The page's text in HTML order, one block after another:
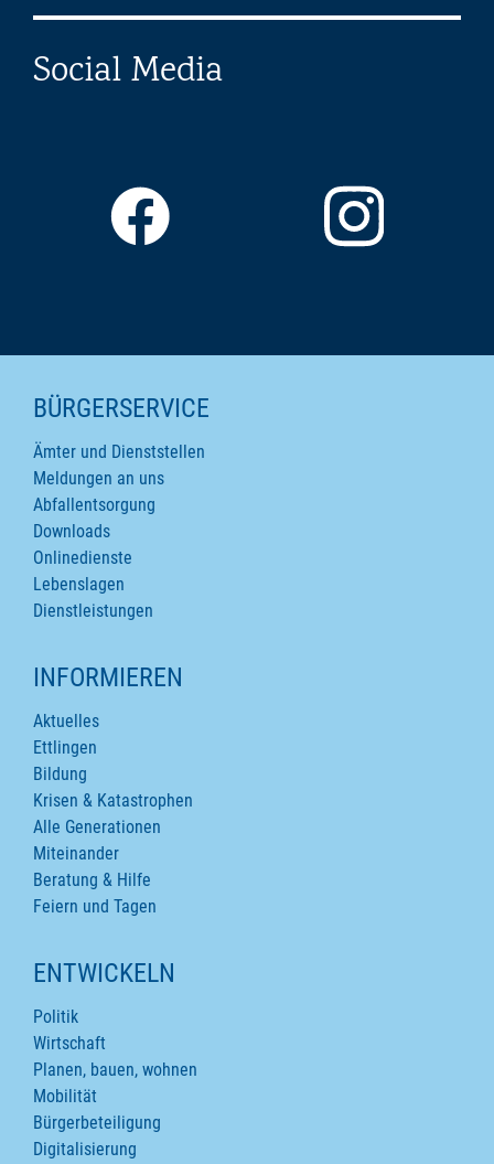
Social Media
SEITENINHALTE
BÜRGERSERVICE
Ämter und Dienststellen
Meldungen an uns
Abfallentsorgung
Downloads
Onlinedienste
Lebenslagen
Dienstleistungen
INFORMIEREN
Aktuelles
Ettlingen
Bildung
Krisen & Katastrophen
Alle Generationen
Miteinander
Beratung & Hilfe
Feiern und Tagen
ENTWICKELN
Politik
Wirtschaft
Planen, bauen, wohnen
Mobilität
Bürgerbeteiligung
Digitalisierung